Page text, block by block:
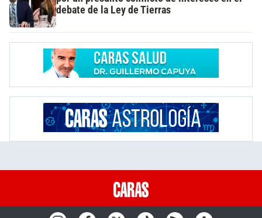
debate de la Ley de Tierras